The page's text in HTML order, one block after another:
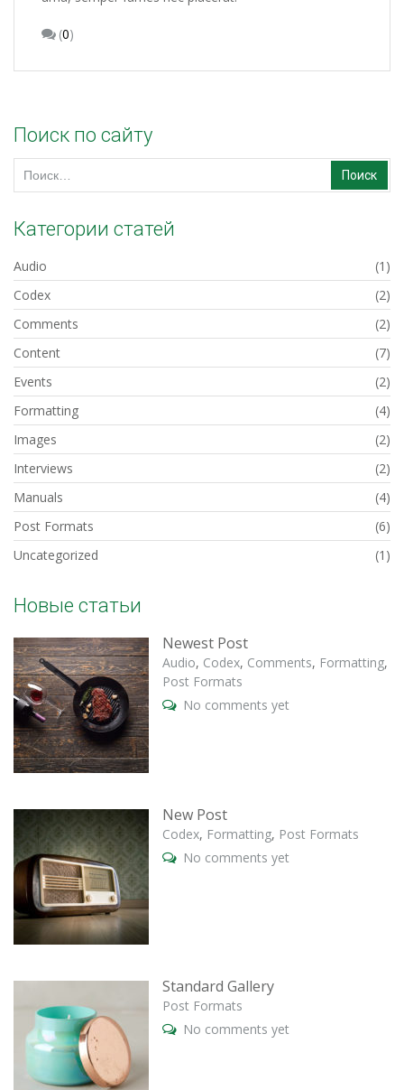
(0)
Поиск по сайту
Категории статей
Audio
(1)
Codex
(2)
Comments
(2)
Content
(7)
Events
(2)
Formatting
(4)
Images
(2)
Interviews
(2)
Manuals
(4)
Post Formats
(6)
Uncategorized
(1)
Новые статьи
Newest Post
Audio, Codex, Comments, Formatting,
Post Formats
No comments yet
New Post
Codex, Formatting, Post Formats
No comments yet
Standard Gallery
Post Formats
No comments yet